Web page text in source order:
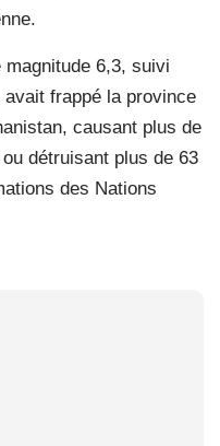
6,3, suivi
avait frappé la province
causant plus de
détruisant plus de 63
des Nations